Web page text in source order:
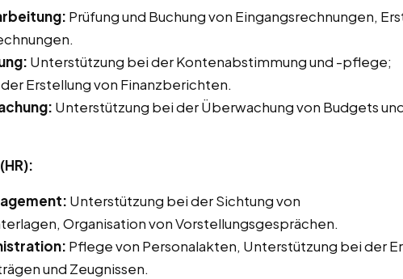
Prüfung und Buchung von Eingangsrechnungen,
Unterstützung bei der Kontenabstimmung und -pflege;
Erstellung von Finanzberichten.
Unterstützung bei der Überwachung von Budgets
Unterstützung bei der Sichtung von
Organisation von Vorstellungsgesprächen.
Pflege von Personalakten, Unterstützung bei der
und Zeugnissen.